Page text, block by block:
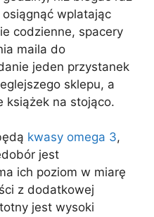
wplatając
codzienne, spacery
maila do
jeden przystanek
sklepu, a
książek na stojąco.
kwasy omega 3,
jest
ich poziom w miarę
z dodatkowej
jest wysoki